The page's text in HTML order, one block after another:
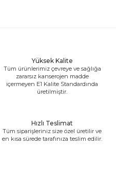
Yüksek Kalite
Tüm ürünlerimiz çevreye ve sağlığa
zararsız kanserojen madde
içermeyen E1 Kalite Standardında
üretilmiştir.
Hızlı Teslimat
Tüm siparişleriniz size özel üretilir ve
en kısa sürede tarafınıza teslim edilir.